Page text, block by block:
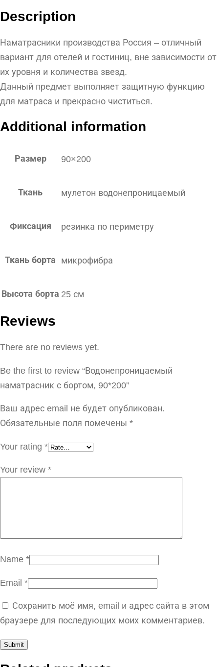
Description
Наматрасники производства Россия – отличный
вариант для отелей и гостиниц, вне зависимости от
их уровня и количества звезд.
Данный предмет выполняет защитную функцию
для матраса и прекрасно чиститься.
Additional information
Размер 90×200
Ткань мулетон водонепроницаемый
Фиксация резинка по периметру
Ткань борта микрофибра
Высота борта 25 см
Reviews
There are no reviews yet.
Be the first to review “Водонепроницаемый
наматрасник с бортом, 90*200”
Ваш адрес email не будет опубликован.
Обязательные поля помечены *
Your rating *
Your review *
Name *
Email *
Сохранить моё имя, email и адрес сайта в этом
браузере для последующих моих комментариев.